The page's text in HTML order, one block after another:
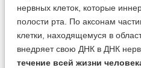
нервных клеток, которые
полости рта. По аксонам
клетки, находящемуся в
внедряет свою ДНК в ДНК
течение всей жизни